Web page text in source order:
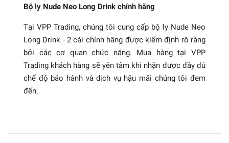
Bộ ly Nude Neo Long Drink chính hãng
Tại VPP Trading, chúng tôi cung cấp bộ ly Nude Neo
Long Drink - 2 cái chính hãng được kiểm định rõ ràng
bởi các cơ quan chức năng. Mua hàng tại VPP
Trading khách hàng sẽ yên tâm khi nhận được đầy đủ
chế độ bảo hành và dịch vụ hậu mãi chúng tôi đem
đến.